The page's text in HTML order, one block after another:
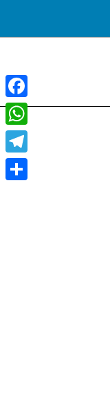
Facebook
WhatsApp
Telegram